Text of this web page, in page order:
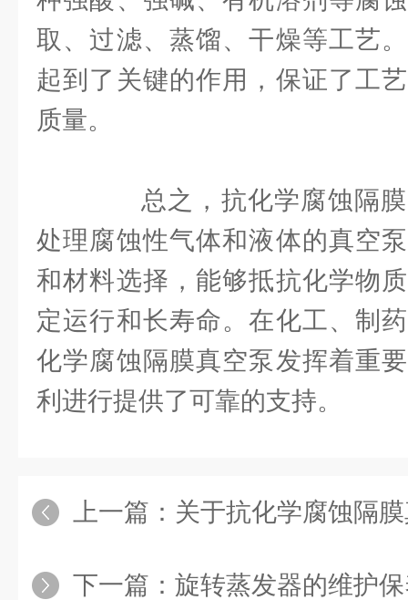
取、过滤、蒸馏、干燥等工艺
起到了关键的作用，保证了工
质量。
总之，抗化学腐蚀隔膜
处理腐蚀性气体和液体的真空
和材料选择，能够抵抗化学物
定运行和长寿命。在化工、制
化学腐蚀隔膜真空泵发挥着重
利进行提供了可靠的支持。
上一篇： 关于抗化学腐蚀隔膜真空
下一篇： 旋转蒸发器的维护保养是确保正